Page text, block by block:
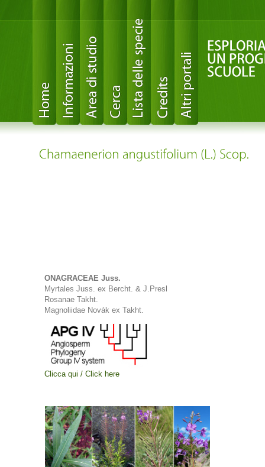
ONAGRACEAE Juss.
Myrtales Juss. ex Bercht. & J.Presl
Rosanae Takht.
Magnoliidae Novák ex Takht.
Clicca qui / Click here